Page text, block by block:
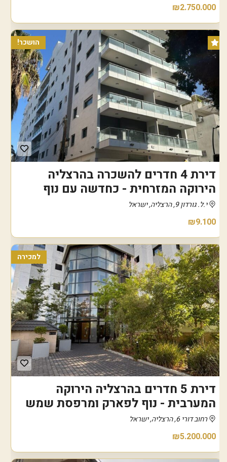
₪2.750.000
הושכר!
דירת 4 חדרים להשכרה בהרצליה
הירוקה המזרחית - כחדשה עם נוף
י.ל. גורדון 9, הרצליה, ישראל
₪9.100
למכירה
דירת 5 חדרים בהרצליה הירוקה
המערבית - נוף לפארק ומרפסת שמש
רחוב דורי 6, הרצליה, ישראל
₪5.200.000